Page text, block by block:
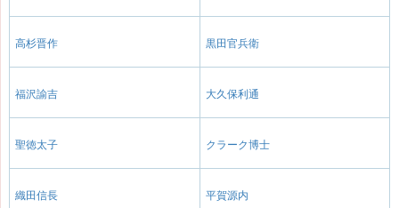
高杉晋作 黒田官兵衛
福沢諭吉 大久保利通
聖徳太子 クラーク博士
織田信長 平賀源内